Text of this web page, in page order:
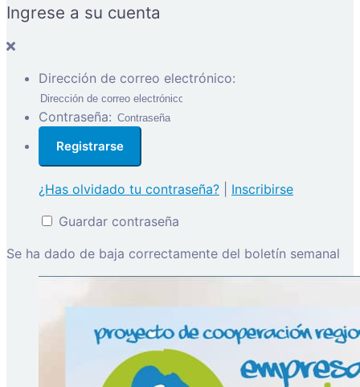
Ingrese a su cuenta
Dirección de correo electrónico:
Contraseña:
¿Has olvidado tu contraseña?
Inscribirse
Guardar contraseña
Se ha dado de baja correctamente del boletín semanal